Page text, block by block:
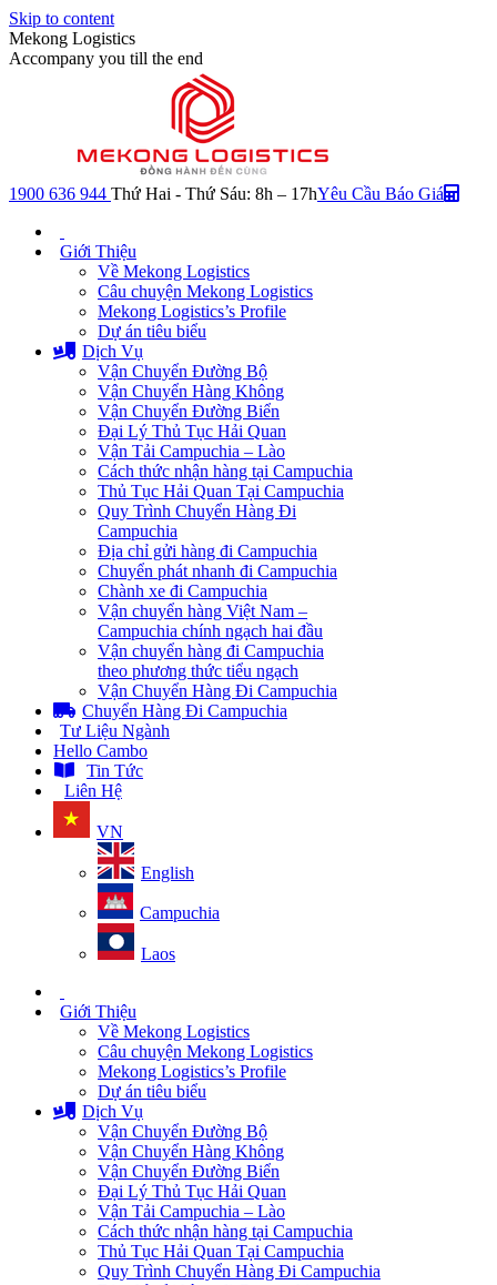
Skip to content
Mekong Logistics
Accompany you till the end
1900 636 944 Thứ Hai - Thứ Sáu: 8h – 17hYêu Cầu Báo Giá
Giới Thiệu
Về Mekong Logistics
Câu chuyện Mekong Logistics
Mekong Logistics’s Profile
Dự án tiêu biểu
Dịch Vụ
Vận Chuyển Đường Bộ
Vận Chuyển Hàng Không
Vận Chuyển Đường Biển
Đại Lý Thủ Tục Hải Quan
Vận Tải Campuchia – Lào
Cách thức nhận hàng tại Campuchia
Thủ Tục Hải Quan Tại Campuchia
Quy Trình Chuyển Hàng Đi
Campuchia
Địa chỉ gửi hàng đi Campuchia
Chuyển phát nhanh đi Campuchia
Chành xe đi Campuchia
Vận chuyển hàng Việt Nam –
Campuchia chính ngạch hai đầu
Vận chuyển hàng đi Campuchia
theo phương thức tiểu ngạch
Vận Chuyển Hàng Đi Campuchia
Chuyển Hàng Đi Campuchia
Tư Liệu Ngành
Hello Cambo
Tin Tức
Liên Hệ
VN
English
Campuchia
Laos
Giới Thiệu
Về Mekong Logistics
Câu chuyện Mekong Logistics
Mekong Logistics’s Profile
Dự án tiêu biểu
Dịch Vụ
Vận Chuyển Đường Bộ
Vận Chuyển Hàng Không
Vận Chuyển Đường Biển
Đại Lý Thủ Tục Hải Quan
Vận Tải Campuchia – Lào
Cách thức nhận hàng tại Campuchia
Thủ Tục Hải Quan Tại Campuchia
Quy Trình Chuyển Hàng Đi Campuchia